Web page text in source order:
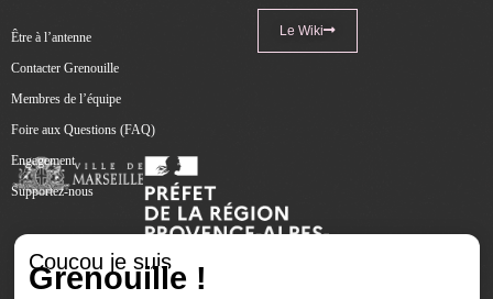
Être à l’antenne
Contacter Grenouille
Membres de l’équipe
Foire aux Questions (FAQ)
Engagement
Supportez-nous
Le Wiki
Coucou je suis
Grenouille !